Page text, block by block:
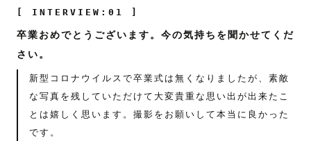
[ INTERVIEW:01 ]
卒業おめでとうございます。今の気持ちを聞かせてくだ
さい。
新型コロナウイルスで卒業式は無くなりましたが、素敵
な写真を残していただけて大変貴重な思い出が出来たこ
とは嬉しく思います。撮影をお願いして本当に良かった
です。